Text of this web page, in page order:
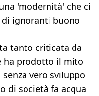
'modernità' che ci
ignoranti buono
tanto criticata da
ha prodotto il mito
vero sviluppo
di società fa acqua